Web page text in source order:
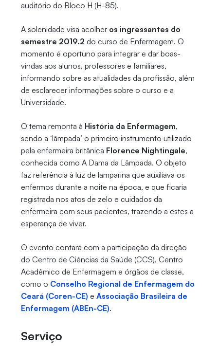
auditório do Bloco H (H-85).
A solenidade visa acolher os ingressantes do
semestre 2019.2 do curso de Enfermagem. O
momento é oportuno para integrar e dar boas-
vindas aos alunos, professores e familiares,
informando sobre as atualidades da profissão, além
de esclarecer informações sobre o curso e a
Universidade.
O tema remonta à História da Enfermagem,
sendo a ‘lâmpada’ o primeiro instrumento utilizado
pela enfermeira britânica Florence Nightingale,
conhecida como A Dama da Lâmpada. O objeto
faz referência à luz de lamparina que auxiliava os
enfermos durante a noite na época, e que ficaria
registrada nos atos de zelo e cuidados da
enfermeira com seus pacientes, trazendo a estes a
esperança de viver.
O evento contará com a participação da direção
do Centro de Ciências da Saúde (CCS), Centro
Acadêmico de Enfermagem e órgãos de classe,
como o Conselho Regional de Enfermagem do
Ceará (Coren-CE) e Associação Brasileira de
Enfermagem (ABEn-CE).
Serviço